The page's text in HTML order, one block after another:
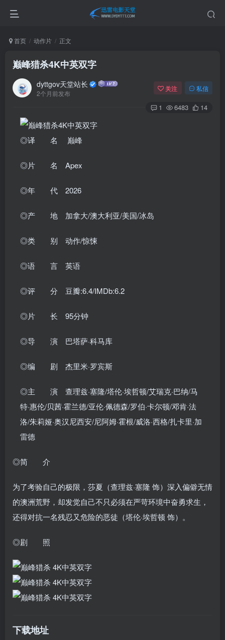
首页 动作片 正文
巅峰猎杀4K中英双字
dyttgov天堂站长
2个月前发布
关注 私信
1 6483 14
◎译 名 巅峰
◎片 名 Apex
◎年 代 2026
◎产 地 加拿大/澳大利亚/美国/冰岛
◎类 别 动作/惊悚
◎语 言 英语
◎评 分 豆瓣:6.4/IMDb:6.2
◎片 长 95分钟
◎导 演 巴塔萨·科马库
◎编 剧 杰里米·罗宾斯
◎主 演 查理兹·塞隆/塔伦·埃哲顿/艾瑞克·巴纳/马
特·惠伦/贝茜·霍兰德/亚伦·佩德森/罗伯·卡尔顿/邓肯·法
洛/朱莉娅·奥汉尼西安/尼阿姆·霍根/威洛·西格/扎卡里·加
雷德
◎简 介
为了考验自己的极限，莎夏（查理兹·塞隆 饰）深入偏僻无情
的澳洲荒野，却发觉自己不只必须在严苛环境中奋勇求生，
还得对抗一名残忍又危险的恶徒（塔伦·埃哲顿 饰）。
◎剧 照
下载地址